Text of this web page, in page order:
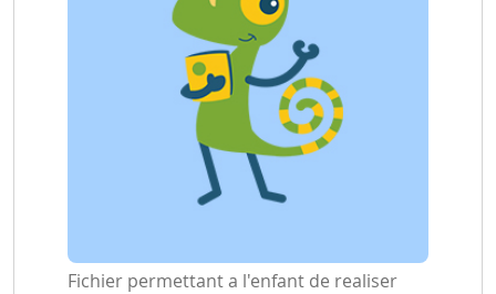
Fichier permettant a l'enfant de realiser